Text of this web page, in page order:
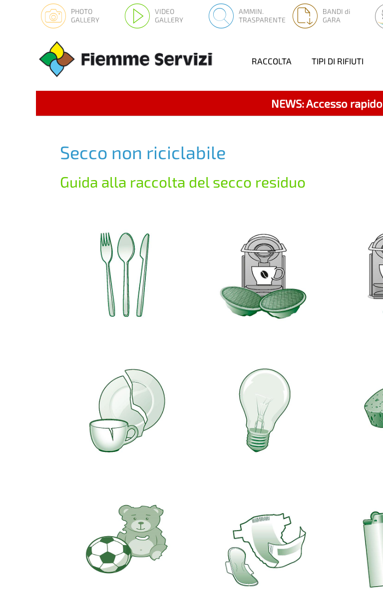
PHOTO
GALLERY
VIDEO
GALLERY
AMMIN.
TRASPARENTE
BANDI di
GARA
RACCOLTA TIPI DI RIFIUTI
NEWS: Accesso rapido
Secco non riciclabile
Guida alla raccolta del secco residuo